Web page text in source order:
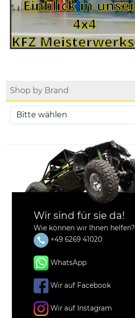
Shop by Brand
Wir sind für sie da!
Wie können wir Ihnen helfen?
+49 6269 41020
WhatsApp
Wir auf Facebook
Wir auf Instagram